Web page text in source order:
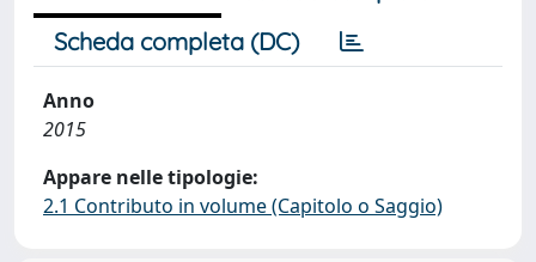
Scheda completa (DC)
Anno
2015
Appare nelle tipologie:
2.1 Contributo in volume (Capitolo o Saggio)